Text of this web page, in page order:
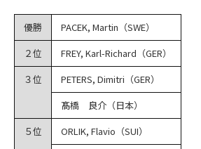
優勝
PACEK, Martin（SWE）
２位
FREY, Karl-Richard（GER）
３位
PETERS, Dimitri（GER）
髙橋 良介（日本）
５位
ORLIK, Flavio（SUI）